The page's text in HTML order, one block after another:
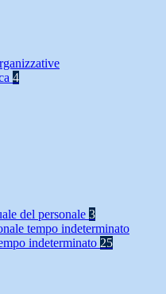
4
del personale 3
tempo indeterminato
indeterminato 25